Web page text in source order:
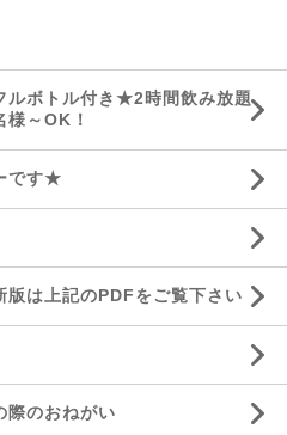
ルボトル付き★2時間飲み放題
～OK！
です★
は上記のPDFをご覧下さい
際のおねがい